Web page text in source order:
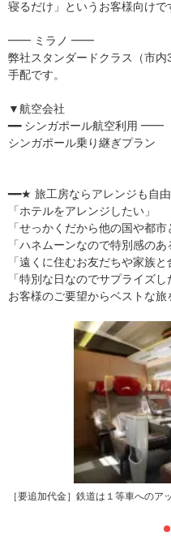
寝るだけ」というお客様向けで
━━ ミラノ ━━
弊社スタンダードクラス（市
手配です。
▼航空会社
━━ シンガポール航空利用 ━━
シンガポール乗り継ぎプラン
━━★ 旅工房ならアレンジも
「ホテルをアレンジしたい」
「せっかくだから他の国や都市
「ハネムーンなので特別感のあ
「遠くに住むお友だちや家族
「特別な日なのでサプライズし
お客様のご要望からベストな旅
［要追加代金］鉄道は１等車への